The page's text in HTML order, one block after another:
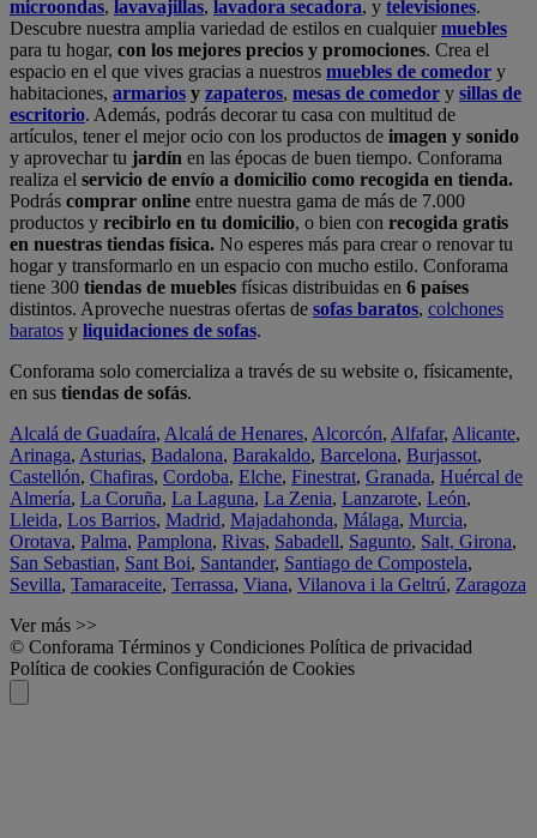
microondas, lavavajillas, lavadora secadora, y televisiones.
Descubre nuestra amplia variedad de estilos en cualquiermuebles
para tu hogar, con los mejores precios y promociones. Crea el
espacio en el que vives gracias a nuestros muebles de comedor y
habitaciones, armarios y zapateros, mesas de comedor y sillas de
escritorio. Además, podrás decorar tu casa con multitud de
artículos, tener el mejor ocio con los productos de imagen y sonido
y aprovechar tu jardín en las épocas de buen tiempo. Conforama
realiza el servicio de envío a domicilio como recogida en tienda.
Podrás comprar online entre nuestra gama de más de 7.000
productos y recibirlo en tu domicilio, o bien con recogida gratis
en nuestras tiendas física. No esperes más para crear o renovar tu
hogar y transformarlo en un espacio con mucho estilo. Conforama
tiene 300 tiendas de muebles físicas distribuidas en 6 países
distintos. Aproveche nuestras ofertas de sofas baratos, colchones
baratos y liquidaciones de sofas.
Conforama solo comercializa a través de su website o, físicamente,
en sus tiendas de sofás.
Alcalá de Guadaíra, Alcalá de Henares, Alcorcón, Alfafar, Alicante,
Arinaga, Asturias, Badalona, Barakaldo, Barcelona, Burjassot,
Castellón, Chafiras, Cordoba, Elche, Finestrat, Granada, Huércal de
Almería, La Coruña, La Laguna, La Zenia, Lanzarote, León,
Lleida, Los Barrios, Madrid, Majadahonda, Málaga, Murcia,
Orotava, Palma, Pamplona, Rivas, Sabadell, Sagunto, Salt, Girona,
San Sebastian, Sant Boi, Santander, Santiago de Compostela,
Sevilla, Tamaraceite, Terrassa, Viana, Vilanova i la Geltrú, Zaragoza
Ver más >>
© Conforama Términos y Condiciones Política de privacidad
Política de cookies Configuración de Cookies